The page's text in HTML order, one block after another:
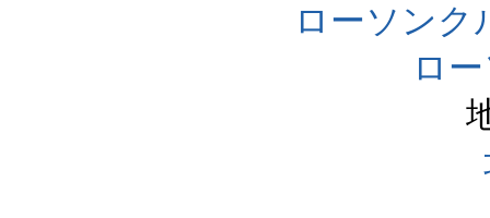
ローソンク
ロ